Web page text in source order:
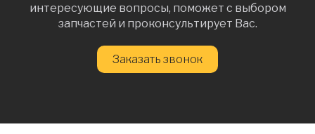
интересующие вопросы, поможет с выбором
запчастей и проконсультирует Вас.
Заказать звонок